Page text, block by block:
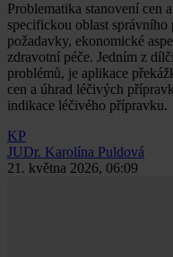
Problematika stanovení cen
specifickou oblast
požadavky, ekonomické
zdravotní péče. Jedním z
problémů, je aplikace
cen a úhrad léčivých
indikace léčivého přípravku.
KP
JUDr. Karolína Puldová
21. května 2026, 06:09